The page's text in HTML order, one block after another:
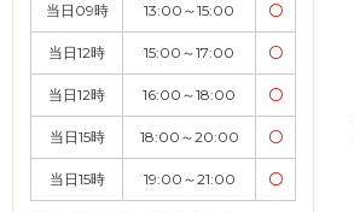
当日09時 13:00～15:00 〇
当日12時 15:00～17:00 〇
当日12時 16:00～18:00 〇
当日15時 18:00～20:00 〇
当日15時 19:00～21:00 〇